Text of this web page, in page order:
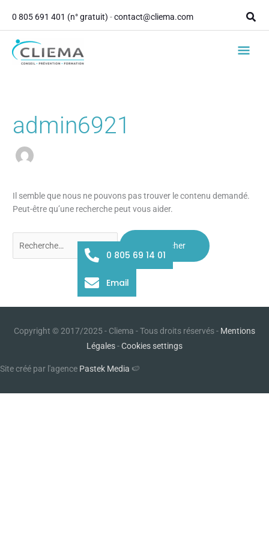
principal
contenu
0 805 691 401 (n° gratuit) -contact@cliema.com
admin6921
Il semble que nous ne pouvons pas trouver le contenu demandé.
Peut-être qu’une recherche peut vous aider.
Copyright © 2017/2025 - Cliema - Tous droits réservés - Mentions
Légales-Cookies settings
Site créé par l'agence Pastek Media 🍉
0 805 69 14 01
Email